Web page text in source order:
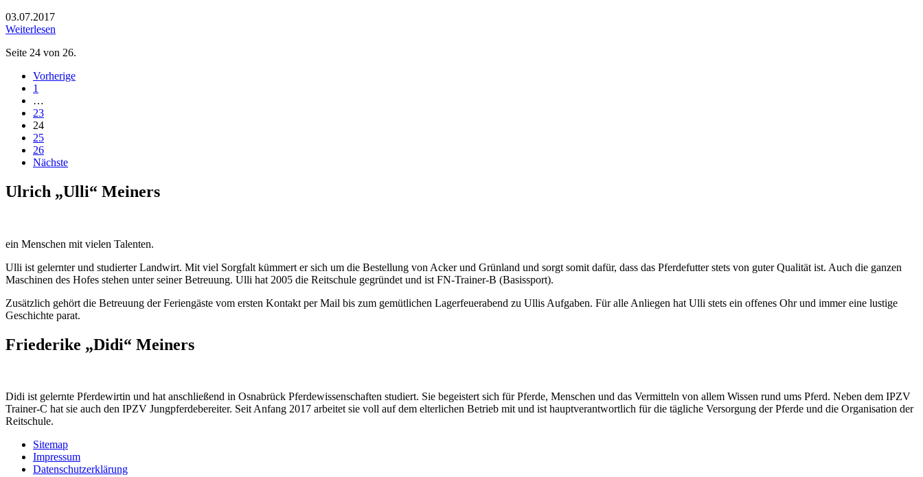
03.07.2017
Weiterlesen
Seite 24 von 26.
Vorherige
1
…
23
24
25
26
Nächste
Ulrich „Ulli“ Meiners
ein Menschen mit vielen Talenten.
Ulli ist gelernter und studierter Landwirt. Mit viel Sorgfalt kümmert er sich um die Bestellung von Acker und Grünland und sorgt somit dafür, dass das Pferdefutter stets von guter Qualität ist. Auch die ganzen
Maschinen des Hofes stehen unter seiner Betreuung. Ulli hat 2005 die Reitschule gegründet und ist FN-Trainer-B (Basissport).
Zusätzlich gehört die Betreuung der Feriengäste vom ersten Kontakt per Mail bis zum gemütlichen Lagerfeuerabend zu Ullis Aufgaben. Für alle Anliegen hat Ulli stets ein offenes Ohr und immer eine lustige
Geschichte parat.
Friederike „Didi“ Meiners
Didi ist gelernte Pferdewirtin und hat anschließend in Osnabrück Pferdewissenschaften studiert. Sie begeistert sich für Pferde, Menschen und das Vermitteln von allem Wissen rund ums Pferd. Neben dem IPZV
Trainer-C hat sie auch den IPZV Jungpferdebereiter. Seit Anfang 2017 arbeitet sie voll auf dem elterlichen Betrieb mit und ist hauptverantwortlich für die tägliche Versorgung der Pferde und die Organisation der
Reitschule.
Sitemap
Impressum
Datenschutzerklärung